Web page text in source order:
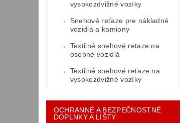
vysokozdvižné vozíky
Snehové reťaze pre nákladné
vozidlá a kamiony
Textilné snehové retaze na
osobné vozidlá
Textilné snehové reťaze na
vysokozdvižné vozíky
OCHRANNÉ A BEZPEČNOSTNÉ
DOPLNKY A LIŠTY